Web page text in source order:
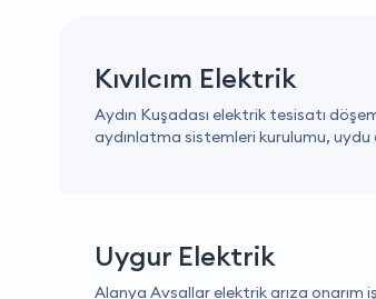
Kıvılcım Elektrik
Aydın Kuşadası elektrik tesisatı
aydınlatma sistemleri kurulumu,
Uygur Elektrik
Alanya Avsallar elektrik arıza onarım